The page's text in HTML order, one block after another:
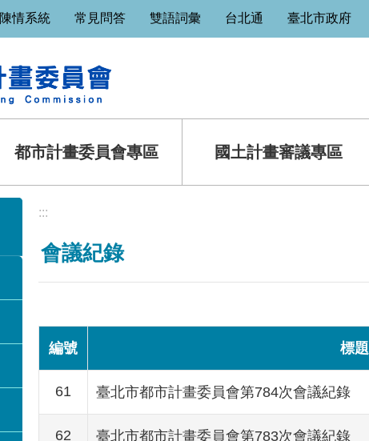
陳情系統 常見問答 雙語詞彙 台北通 臺北市政府
都市計畫委員會專區 國土計畫審議專區
:::
會議紀錄
編號 標題
61 臺北市都市計畫委員會第784次會議紀錄
62 臺北市都市計畫委員會第783次會議紀錄